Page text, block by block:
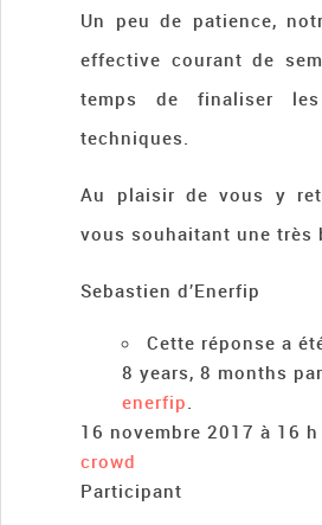
Un peu de patience,
effective courant de
temps de finaliser
techniques.
Au plaisir de vous y
vous souhaitant une très
Sebastien d’Enerfip
Cette réponse a
8 years, 8 months
enerfip.
16 novembre 2017 à 16
crowd
Participant